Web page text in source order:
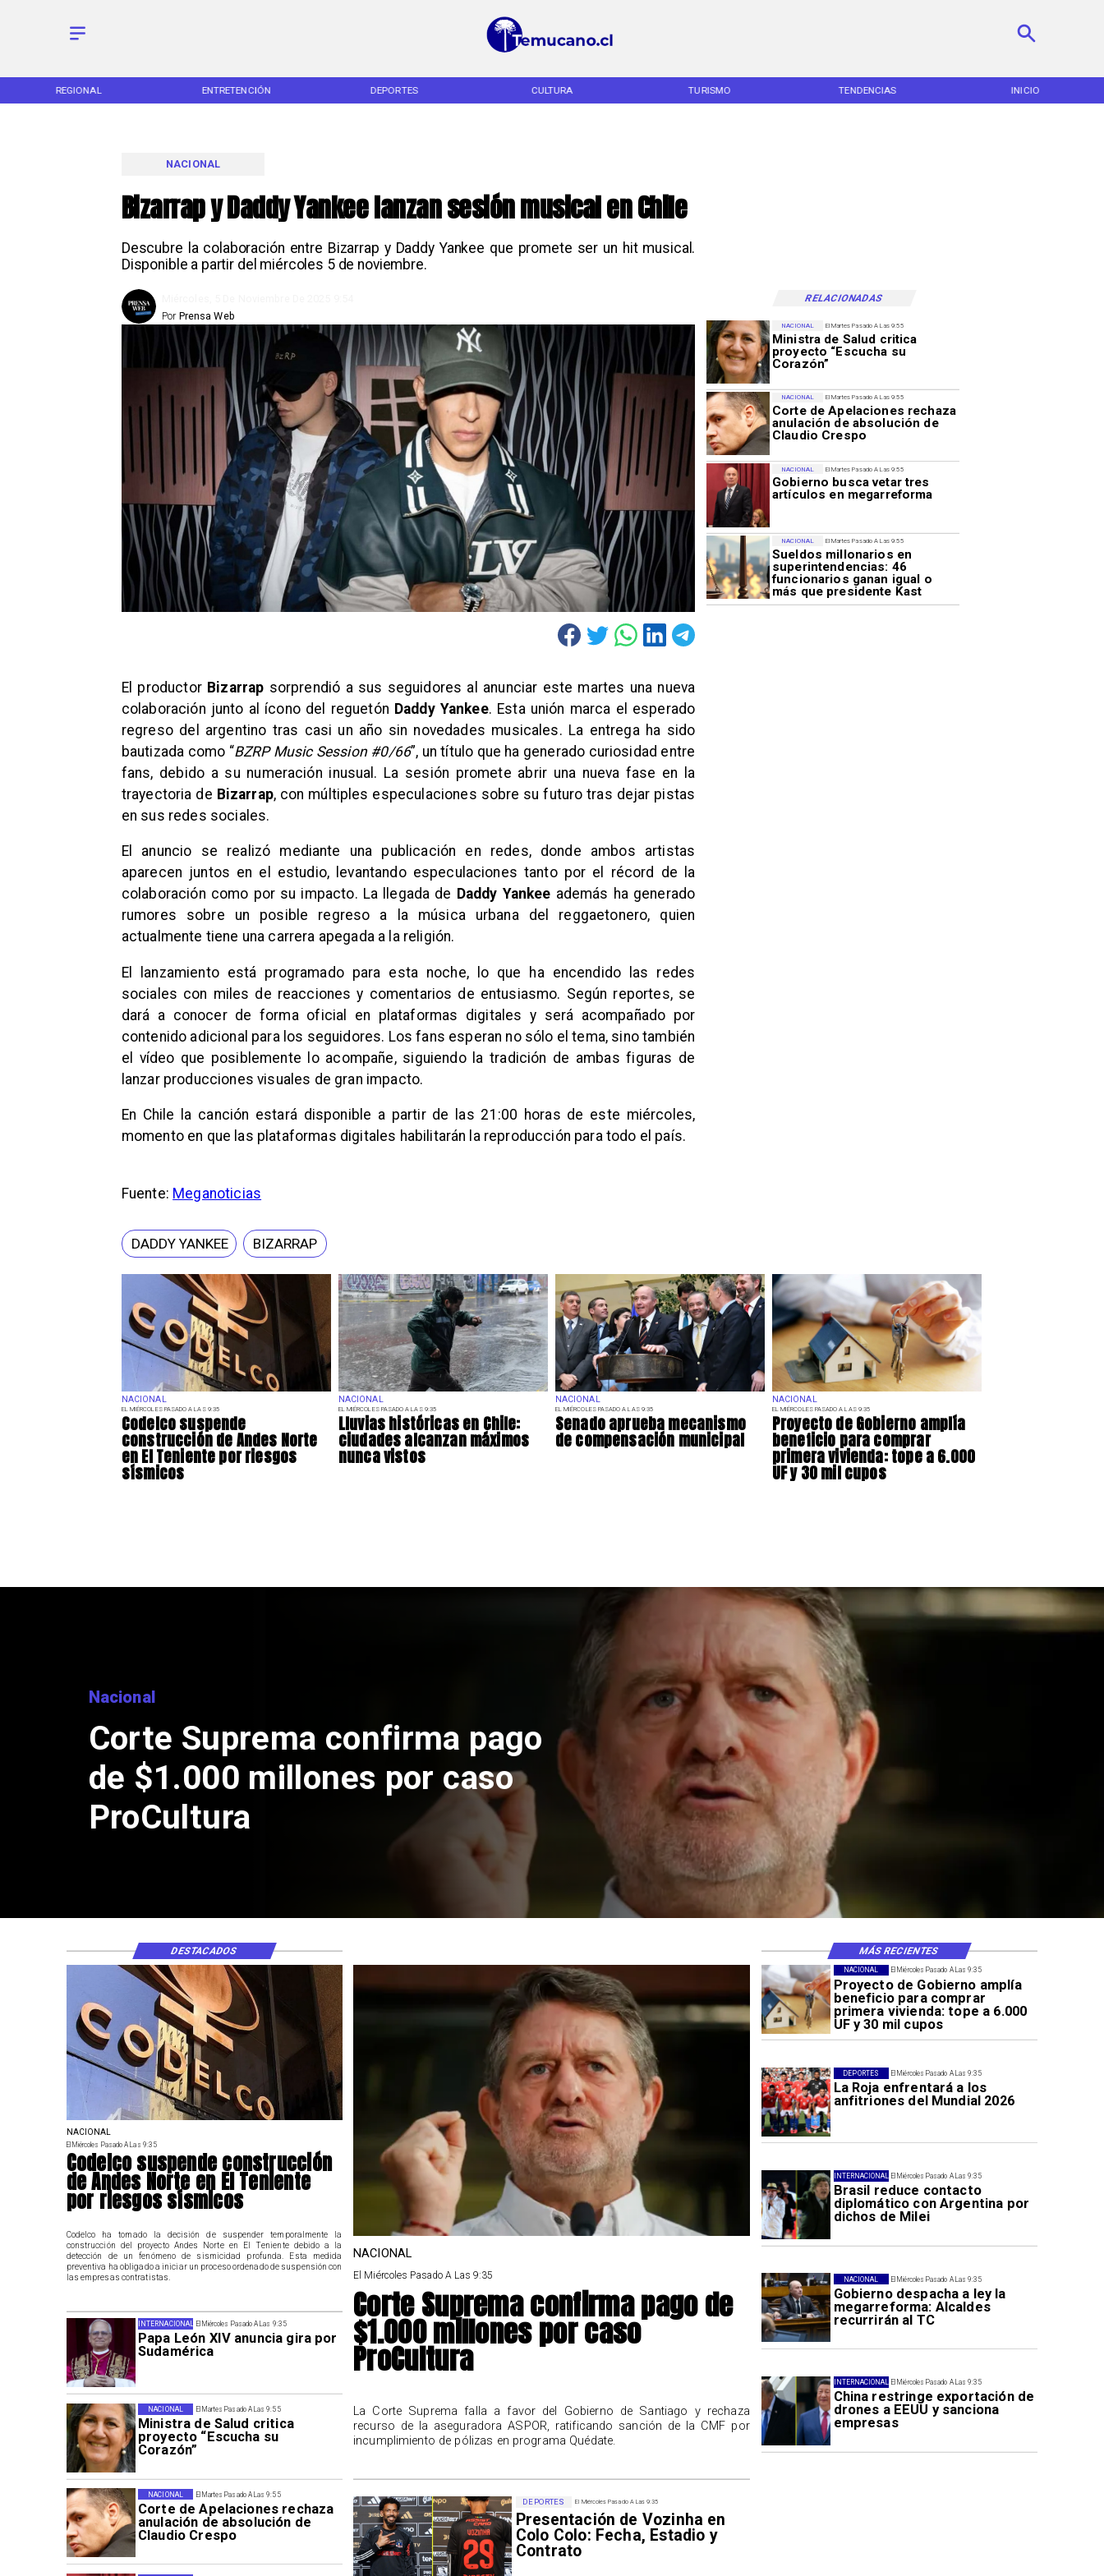
REGIONAL ENTRETENCIÓN DEPORTES CULTURA TURISMO TENDENCIAS INICIO
Bizarrap y Daddy Yankee lanzan sesión musical en Chile
Descubre la colaboración entre Bizarrap y Daddy Yankee que promete ser un hit musical.
Disponible a partir del miércoles 5 de noviembre.
NACIONAL
RELACIONADAS
Prensa Web
Por
NACIONAL
EL MIÉRCOLES PASADO A LAS 9:35
Codelco suspende
construcción de Andes Norte
en El Teniente por riesgos
sísmicos
NACIONAL
EL MIÉRCOLES PASADO A LAS 9:35
Lluvias históricas en Chile:
ciudades alcanzan máximos
nunca vistos
NACIONAL
EL MIÉRCOLES PASADO A LAS 9:35
Senado aprueba mecanismo
de compensación municipal
NACIONAL
EL MIÉRCOLES PASADO A LAS 9:35
Proyecto de Gobierno amplía
beneficio para comprar
primera vivienda: tope a 6.000
UF y 30 mil cupos
El Martes Pasado A Las 9:55
Ministra de Salud critica
proyecto “Escucha su
Corazón”
NACIONAL
El Martes Pasado A Las 9:55
Corte de Apelaciones rechaza
anulación de absolución de
Claudio Crespo
NACIONAL
El Martes Pasado A Las 9:55
Gobierno busca vetar tres
artículos en megarreforma
NACIONAL
El Martes Pasado A Las 9:55
Sueldos millonarios en
superintendencias: 46
funcionarios ganan igual o
más que presidente Kast
NACIONAL
El productor Bizarrap sorprendió a sus seguidores al anunciar este martes una nueva
colaboración junto al ícono del reguetón Daddy Yankee. Esta unión marca el esperado
regreso del argentino tras casi un año sin novedades musicales. La entrega ha sido
bautizada como “BZRP Music Session #0/66”, un título que ha generado curiosidad entre
fans, debido a su numeración inusual. La sesión promete abrir una nueva fase en la
trayectoria de Bizarrap, con múltiples especulaciones sobre su futuro tras dejar pistas
en sus redes sociales.
El anuncio se realizó mediante una publicación en redes, donde ambos artistas
aparecen juntos en el estudio, levantando especulaciones tanto por el récord de la
colaboración como por su impacto. La llegada de Daddy Yankee además ha generado
rumores sobre un posible regreso a la música urbana del reggaetonero, quien
actualmente tiene una carrera apegada a la religión.
El lanzamiento está programado para esta noche, lo que ha encendido las redes
sociales con miles de reacciones y comentarios de entusiasmo. Según reportes, se
dará a conocer de forma oficial en plataformas digitales y será acompañado por
contenido adicional para los seguidores. Los fans esperan no sólo el tema, sino también
el vídeo que posiblemente lo acompañe, siguiendo la tradición de ambas figuras de
lanzar producciones visuales de gran impacto.
En Chile la canción estará disponible a partir de las 21:00 horas de este miércoles,
momento en que las plataformas digitales habilitarán la reproducción para todo el país.
Fuente: Meganoticias
DADDY YANKEE BIZARRAP
Nacional
Codelco suspende construcción
de Andes Norte en El Teniente
por riesgos sísmicos
El Miércoles Pasado A Las 9:35
Proyecto de Gobierno amplía
beneficio para comprar
primera vivienda: tope a 6.000
UF y 30 mil cupos
NACIONAL
El Miércoles Pasado A Las 9:35
La Roja enfrentará a los
anfitriones del Mundial 2026
DEPORTES
El Miércoles Pasado A Las 9:35
Brasil reduce contacto
diplomático con Argentina por
dichos de Milei
INTERNACIONAL
El Miércoles Pasado A Las 9:35
Gobierno despacha a ley la
megarreforma: Alcaldes
recurrirán al TC
NACIONAL
El Miércoles Pasado A Las 9:35
China restringe exportación de
drones a EEUU y sanciona
empresas
INTERNACIONAL
El Miércoles Pasado A Las 9:35
Papa León XIV anuncia gira por
Sudamérica
INTERNACIONAL
El Martes Pasado A Las 9:55
Ministra de Salud critica
proyecto “Escucha su
Corazón”
NACIONAL
El Martes Pasado A Las 9:55
Corte de Apelaciones rechaza
anulación de absolución de
Claudio Crespo
NACIONAL
El Miércoles Pasado A Las 9:35
Presentación de Vozinha en
Colo Colo: Fecha, Estadio y
Contrato
DEPORTES
NACIONAL
El Miércoles Pasado A Las 9:35
Codelco suspende construcción
de Andes Norte en El Teniente
por riesgos sísmicos
Codelco ha tomado la decisión de suspender temporalmente la
construcción del proyecto Andes Norte en El Teniente debido a la
detección de un fenómeno de sismicidad profunda. Esta medida
preventiva ha obligado a iniciar un proceso ordenado de suspensión con
las empresas contratistas.
NACIONAL
El Miércoles Pasado A Las 9:35
Corte Suprema confirma pago de
$1.000 millones por caso
ProCultura
La Corte Suprema falla a favor del Gobierno de Santiago y rechaza
recurso de la aseguradora ASPOR, ratificando sanción de la CMF por
incumplimiento de pólizas en programa Quédate.
DESTACADOS MÁS RECIENTES